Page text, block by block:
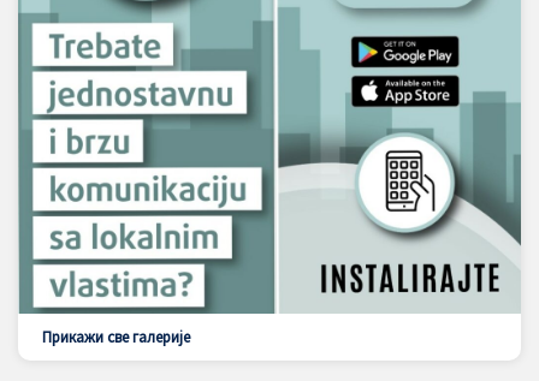
Прикажи све галерије